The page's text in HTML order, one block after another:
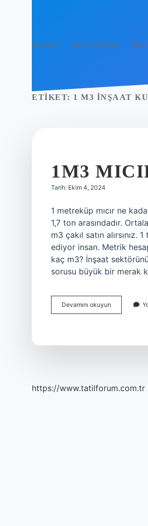
Anasayfa Gizlilik Politikası Yasal
ETIKET: 1 M3 INŞAAT
1M3
Tarih: Ekim 4, 2024
1 metreküp mıcır ne
1,7 ton arasındadır.
m3 çakıl satın
ediyor insan. Metrik
kaç m3? İnşaat
sorusu büyük bir merak
Devamını okuyun
Mıcır
https://www.tatilforum.com.tr